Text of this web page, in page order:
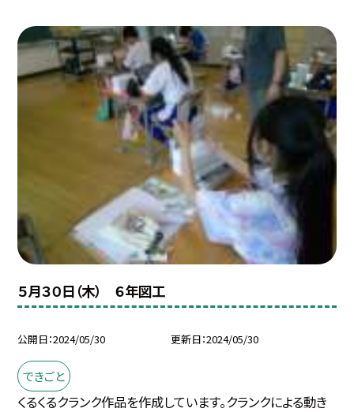
５月３０日（木） ６年図工
公開日 2024/05/30 更新日 2024/05/30
できごと
くるくるクランク作品を作成しています。クランクによる動き